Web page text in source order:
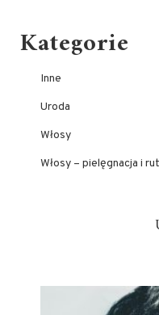
Kategorie
Inne
Uroda
Włosy
Włosy – pielęgnacja i